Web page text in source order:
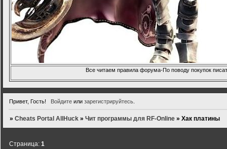
Все читаем правила форума-По поводу покупок
Привет, Гость! Войдитеили зарегистрируйтесь.
»Cheats Portal AllHuck »Чит программы для RF-Online »Хак платины
Страница:1